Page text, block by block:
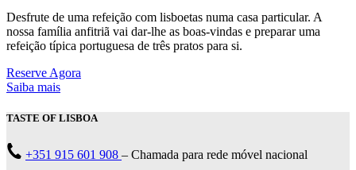
Desfrute de uma refeição com lisboetas numa casa particular. A
nossa família anfitriã vai dar-lhe as boas-vindas e preparar uma
refeição típica portuguesa de três pratos para si.
Reserve Agora
Saiba mais
TASTE OF LISBOA
+351 915 601 908 – Chamada para rede móvel nacional